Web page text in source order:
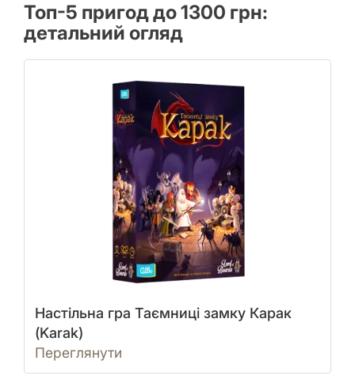
Топ-5 пригод до 1300 грн:
детальний огляд
Настільна гра Таємниці замку Карак
(Karak)
Переглянути